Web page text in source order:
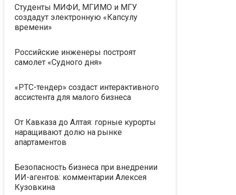
Студенты МИФИ, МГИМО и МГУ
создадут электронную «Капсулу
времени»
Российские инженеры построят
самолет «Судного дня»
«РТС-тендер» создаст интерактивного
ассистента для малого бизнеса
От Кавказа до Алтая: горные курорты
наращивают долю на рынке
апартаментов
Безопасность бизнеса при внедрении
ИИ-агентов: комментарии Алексея
Кузовкина